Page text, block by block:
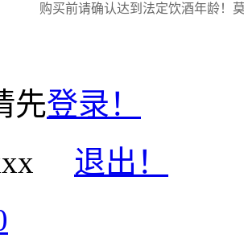
购买前请确认达到法定饮酒年龄！
先登录！
退出！